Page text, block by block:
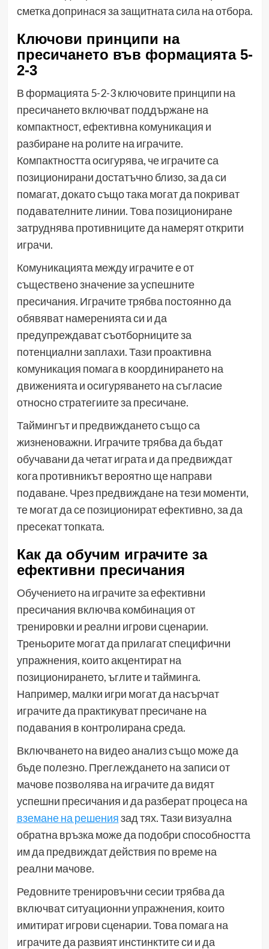
сметка допринася за защитната сила на отбора.
Ключови принципи на
пресичането във формацията 5-
2-3
В формацията 5-2-3 ключовите принципи на
пресичането включват поддържане на
компактност, ефективна комуникация и
разбиране на ролите на играчите.
Компактността осигурява, че играчите са
позиционирани достатъчно близо, за да си
помагат, докато също така могат да покриват
подавателните линии. Това позициониране
затруднява противниците да намерят открити
играчи.
Комуникацията между играчите е от
съществено значение за успешните
пресичания. Играчите трябва постоянно да
обявяват намеренията си и да
предупреждават съотборниците за
потенциални заплахи. Тази проактивна
комуникация помага в координирането на
движенията и осигуряването на съгласие
относно стратегиите за пресичане.
Таймингът и предвиждането също са
жизненоважни. Играчите трябва да бъдат
обучавани да четат играта и да предвиждат
кога противникът вероятно ще направи
подаване. Чрез предвиждане на тези моменти,
те могат да се позиционират ефективно, за да
пресекат топката.
Как да обучим играчите за
ефективни пресичания
Обучението на играчите за ефективни
пресичания включва комбинация от
тренировки и реални игрови сценарии.
Треньорите могат да прилагат специфични
упражнения, които акцентират на
позиционирането, ъглите и тайминга.
Например, малки игри могат да насърчат
играчите да практикуват пресичане на
подавания в контролирана среда.
Включването на видео анализ също може да
бъде полезно. Преглеждането на записи от
мачове позволява на играчите да видят
успешни пресичания и да разберат процеса на
вземане на решениязад тях. Тази визуална
обратна връзка може да подобри способността
им да предвиждат действия по време на
реални мачове.
Редовните тренировъчни сесии трябва да
включват ситуационни упражнения, които
имитират игрови сценарии. Това помага на
играчите да развият инстинктите си и да